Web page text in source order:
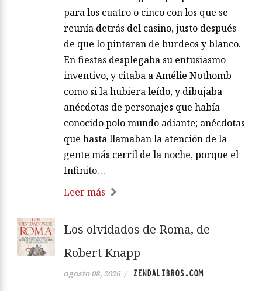
para los cuatro o cinco con los que se
reunía detrás del casino, justo después
de que lo pintaran de burdeos y blanco.
En fiestas desplegaba su entusiasmo
inventivo, y citaba a Amélie Nothomb
como si la hubiera leído, y dibujaba
anécdotas de personajes que había
conocido polo mundo adiante; anécdotas
que hasta llamaban la atención de la
gente más cerril de la noche, porque el
Infinito…
Leer más
Los olvidados de Roma, de
Robert Knapp
agosto 08, 2026 / ZENDALIBROS.COM